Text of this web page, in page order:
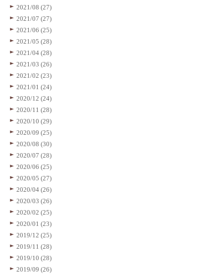
2021/08 (27)
2021/07 (27)
2021/06 (25)
2021/05 (28)
2021/04 (28)
2021/03 (26)
2021/02 (23)
2021/01 (24)
2020/12 (24)
2020/11 (28)
2020/10 (29)
2020/09 (25)
2020/08 (30)
2020/07 (28)
2020/06 (25)
2020/05 (27)
2020/04 (26)
2020/03 (26)
2020/02 (25)
2020/01 (23)
2019/12 (25)
2019/11 (28)
2019/10 (28)
2019/09 (26)